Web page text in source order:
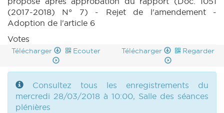
DECRET 1047 n15 (2017-2018) (PDF)
|
DECRET 1047 n16 (2017-2018) (PDF)
DECRET 1047 n17 (2017-2018) (PDF)
DECRET 1047 n18 (2017-2018) (PDF)
DECRET 1047 n19 (2017-2018) (PDF)
|
DECRET 1047 n20 (2017-2018) (PDF)
DECRET 1047 n21 (2017-2018) (PDF)
|
DECRET 1047 n22 (2017-2018) (PDF)
|
DECRET 1047 n23 (2017-2018) (PDF)
|
DECRET 1047 n24 (2017-2018) (PDF)
(2017-2018) N° 7) - Rejet de l'amendement -
Adoption de l'article 6
Votes
Télécharger Ecouter Télécharger Regarder
Consultez tous les enregistrements du
mercredi 28/03/2018 à 10:00, Salle des séances
plénières